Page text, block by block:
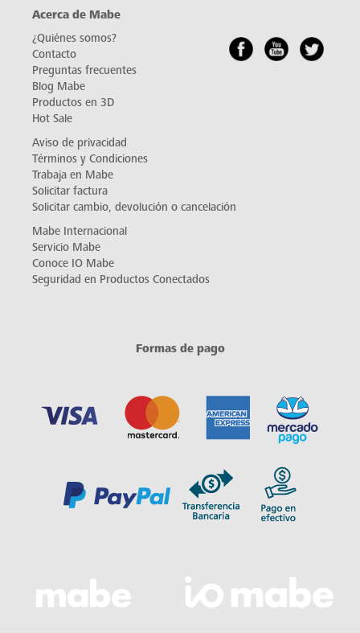
Acerca de Mabe
¿Quiénes somos?
Contacto
Preguntas frecuentes
Blog Mabe
Productos en 3D
Hot Sale
Aviso de privacidad
Términos y Condiciones
Trabaja en Mabe
Solicitar factura
Solicitar cambio, devolución o cancelación
Mabe Internacional
Servicio Mabe
Conoce IO Mabe
Seguridad en Productos Conectados
Formas de pago